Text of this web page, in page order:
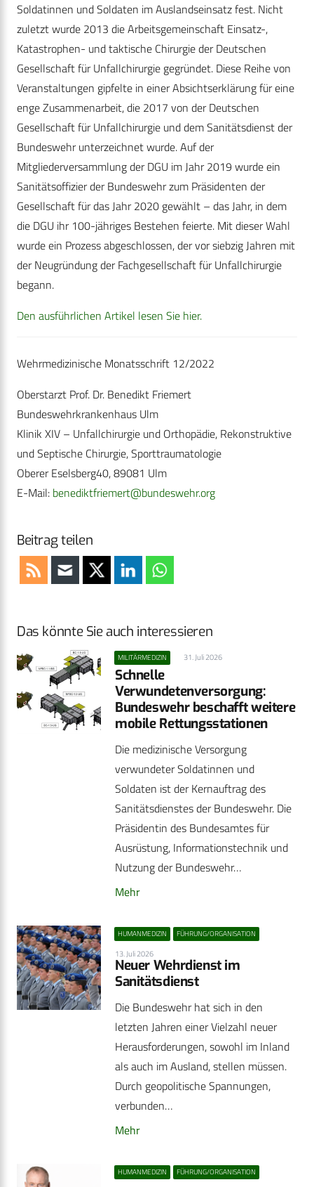
Soldatinnen und Soldaten im Auslandseinsatz fest. Nicht
zuletzt wurde 2013 die Arbeitsgemeinschaft Einsatz-,
Katastrophen- und taktische Chirurgie der Deutschen
Gesellschaft für Unfallchirurgie gegründet. Diese Reihe von
Veranstaltungen gipfelte in einer Absichtserklärung für eine
enge Zusammenarbeit, die 2017 von der Deutschen
Gesellschaft für Unfallchirurgie und dem Sanitätsdienst der
Bundeswehr unterzeichnet wurde. Auf der
Mitgliederversammlung der DGU im Jahr 2019 wurde ein
Sanitätsoffizier der Bundeswehr zum Präsidenten der
Gesellschaft für das Jahr 2020 gewählt – das Jahr, in dem
die DGU ihr 100-jähriges Bestehen feierte. Mit dieser Wahl
wurde ein Prozess abgeschlossen, der vor siebzig Jahren mit
der Neugründung der Fachgesellschaft für Unfallchirurgie
begann.
Den ausführlichen Artikel lesen Sie hier.
Wehrmedizinische Monatsschrift 12/2022
Oberstarzt Prof. Dr. Benedikt Friemert
Bundeswehrkrankenhaus Ulm
Klinik XIV – Unfallchirurgie und Orthopädie, Rekonstruktive
und Septische Chirurgie, Sporttraumatologie
Oberer Eselsberg40, 89081 Ulm
E-Mail: benediktfriemert@bundeswehr.org
Beitrag teilen
Das könnte Sie auch interessieren
MILITÄRMEDIZIN 31. Juli 2026
Schnelle
Verwundetenversorgung:
Bundeswehr beschafft weitere
mobile Rettungsstationen
Die medizinische Versorgung
verwundeter Soldatinnen und
Soldaten ist der Kernauftrag des
Sanitätsdienstes der Bundeswehr. Die
Präsidentin des Bundesamtes für
Ausrüstung, Informationstechnik und
Nutzung der Bundeswehr…
Mehr
HUMANMEDIZIN FÜHRUNG/ORGANISATION
13. Juli 2026
Neuer Wehrdienst im
Sanitätsdienst
Die Bundeswehr hat sich in den
letzten Jahren einer Vielzahl neuer
Herausforderungen, sowohl im Inland
als auch im Ausland, stellen müssen.
Durch geopolitische Spannungen,
verbunden…
Mehr
HUMANMEDIZIN FÜHRUNG/ORGANISATION